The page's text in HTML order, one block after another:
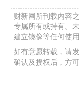
财新网所刊载内容
专属所有或持有。
建立镜像等任何使用
如有意愿转载，请
确认及授权后，方可